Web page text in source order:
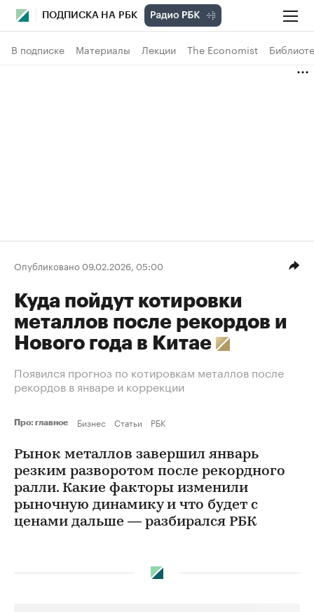
ПОДПИСКА НА РБК
В подписке Материалы Лекции The Economist
Опубликовано 09.02.2026, 05:00
Куда пойдут котировки
металлов после рекордов и
Нового года в Китае
Появился прогноз по котировкам металлов после
рекордов в январе и коррекции
Про: главное Бизнес Статьи РБК
Рынок металлов завершил январь
резким разворотом после рекордного
ралли. Какие факторы изменили
рыночную динамику и что будет с
ценами дальше — разбирался РБК